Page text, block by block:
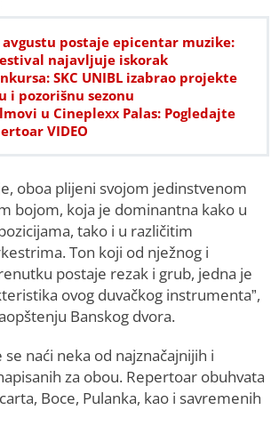
postaje epicentar muzike:
najavljuje iskorak
SKC UNIBL izabrao projekte
i pozorišnu sezonu
u Cineplexx Palas: Pogledajte
VIDEO
oboa plijeni svojom jedinstvenom
bojom, koja je dominantna kako u
tako i u različitim
Ton koji od nježnog i
postaje rezak i grub, jedna je
ovog duvačkog instrumenta”,
Banskog dvora.
naći neka od najznačajnijih i
za obou. Repertoar obuhvata
Boce, Pulanka, kao i savremenih